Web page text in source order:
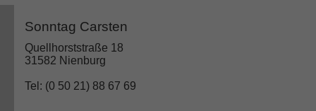
Sonntag Carsten
Quellhorststraße 18
31582 Nienburg
Tel: (0 50 21) 88 67 69